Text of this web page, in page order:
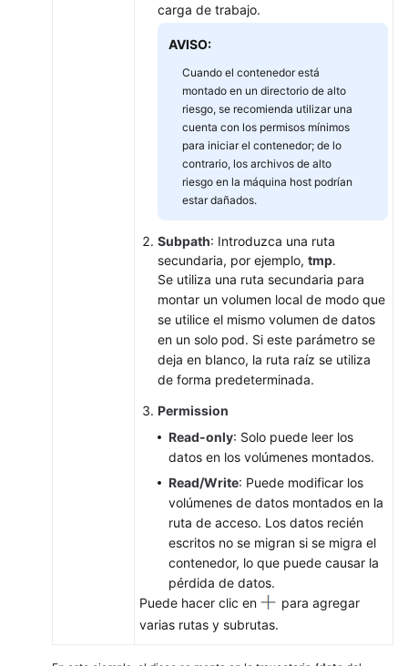
carga de trabajo.
AVISO:
Cuando el contenedor está
montado en un directorio de alto
riesgo, se recomienda utilizar una
cuenta con los permisos mínimos
para iniciar el contenedor; de lo
contrario, los archivos de alto
riesgo en la máquina host podrían
estar dañados.
Subpath: Introduzca una ruta
secundaria, por ejemplo, tmp.
Se utiliza una ruta secundaria para
montar un volumen local de modo que
se utilice el mismo volumen de datos
en un solo pod. Si este parámetro se
deja en blanco, la ruta raíz se utiliza
de forma predeterminada.
Permission
Read-only: Solo puede leer los
datos en los volúmenes montados.
Read/Write: Puede modificar los
volúmenes de datos montados en la
ruta de acceso. Los datos recién
escritos no se migran si se migra el
contenedor, lo que puede causar la
pérdida de datos.
Puede hacer clic en
para agregar
varias rutas y subrutas.